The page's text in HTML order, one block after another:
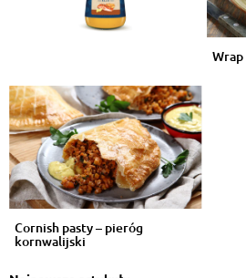
Cornish pasty – pieróg
kornwalijski